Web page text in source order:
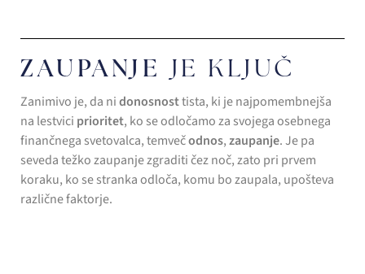
ZAUPANJE JE KLJUČ
Zanimivo je, da nidonosnosttista, ki je najpomembnejša
na lestvici prioritet, ko se odločamo za svojega osebnega
finančnega svetovalca, temvečodnos,zaupanje. Je pa
seveda težko zaupanje zgraditi čez noč, zato pri prvem
koraku, ko se stranka odloča, komu bo zaupala, upošteva
različne faktorje.